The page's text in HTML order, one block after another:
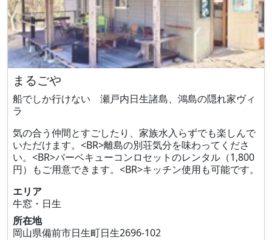
まるごや
船でしか行けない 瀬戸内日生諸島、鴻島の隠れ家ヴィ
ラ
気の合う仲間とすごしたり、家族水入らずでも楽しんで
いただけます。<BR>離島の別荘気分を味わってくださ
い。<BR>バーベキューコンロセットのレンタル（1,800
円）もご用意できます。<BR>キッチン使用も可能です。
エリア
牛窓・日生
所在地
岡山県備前市日生町日生2696‐102